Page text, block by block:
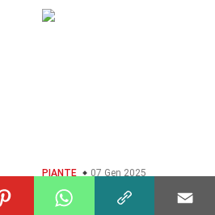
PIANTE 07 Gen 2025
34 Fatti Su